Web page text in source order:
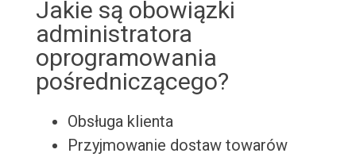
Jakie są obowiązki
administratora
oprogramowania
pośredniczącego?
Obsługa klienta
Przyjmowanie dostaw towarów